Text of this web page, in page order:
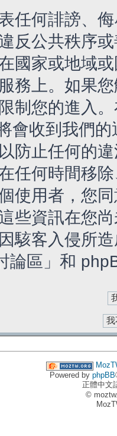
任何誹謗、
反公共秩序
國家或地域
務上。如果
制您的進入
會收到我們
防止任何的
任何時間移
使用者，您
些資訊在您
駭客入侵所
論區」和
Powered by phpBB
正體中文
©